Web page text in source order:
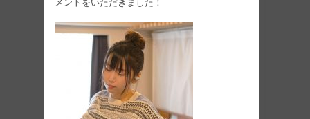
メントをいただきました！